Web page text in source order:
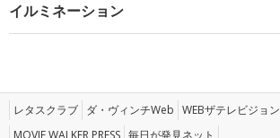
イルミネーション
レタスクラブ ダ・ヴィンチWeb WEBザテレビジョン
MOVIE WALKER PRESS 毎日が発見ネット